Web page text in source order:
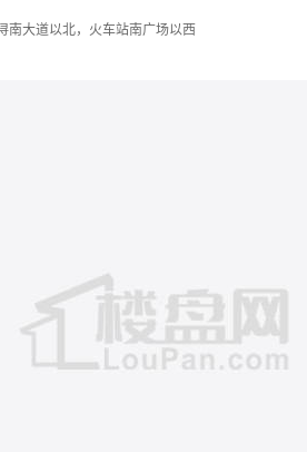
南大道以北，火车站南广场以西